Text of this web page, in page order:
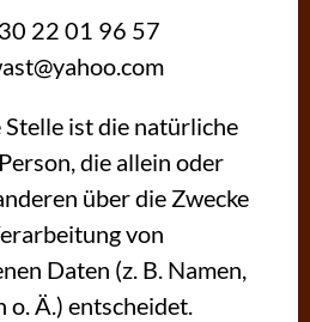
22 01 96 57
ist die natürliche
die allein oder
über die Zwecke
von
Daten (z. B. Namen,
o. Ä.) entscheidet.